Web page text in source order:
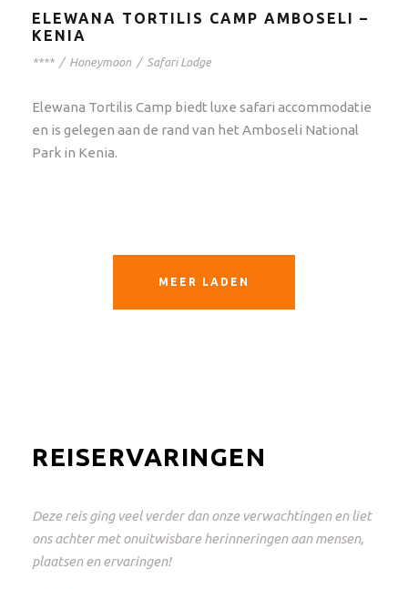
ELEWANA TORTILIS CAMP AMBOSELI –
KENIA
**** / Honeymoon / Safari Lodge
Elewana Tortilis Camp biedt luxe safari accommodatie
en is gelegen aan de rand van het Amboseli National
Park in Kenia.
MEER LADEN
REISERVARINGEN
Dit was een geweldige reis en perfect geregeld! Van
Johannesburg naar het Krugerpark en weer terug. Alles
tot in de puntjes geregeld met keuzevrijheid. Een